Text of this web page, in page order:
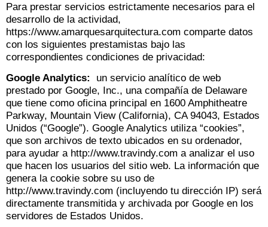
Para prestar servicios estrictamente necesarios para el
desarrollo de la actividad,
https://www.amarquesarquitectura.com comparte datos
con los siguientes prestamistas bajo las
correspondientes condiciones de privacidad:
Google Analytics:
un servicio analítico de web
prestado por Google, Inc., una compañía de Delaware
que tiene como oficina principal en 1600 Amphitheatre
Parkway, Mountain View (California), CA 94043, Estados
Unidos (“Google”). Google Analytics utiliza “cookies”,
que son archivos de texto ubicados en su ordenador,
para ayudar a http://www.travindy.com a analizar el uso
que hacen los usuarios del sitio web. La información que
genera la cookie sobre su uso de
http://www.travindy.com (incluyendo tu dirección IP) será
directamente transmitida y archivada por Google en los
servidores de Estados Unidos.